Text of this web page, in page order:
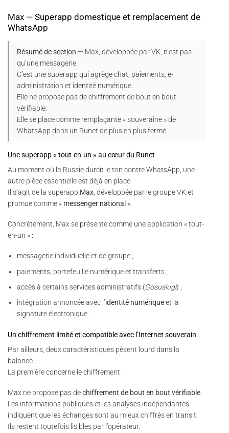
Max — Superapp domestique et remplacement de
WhatsApp
Résumé de section — Max, développée par VK, n’est pas
qu’une messagerie.
C’est une superapp qui agrège chat, paiements, e-
administration et identité numérique.
Elle ne propose pas de chiffrement de bout en bout
vérifiable.
Elle se place comme remplaçante « souveraine » de
WhatsApp dans un Runet de plus en plus fermé.
Une superapp « tout-en-un » au cœur du Runet
Au moment où la Russie durcit le ton contre WhatsApp, une
autre pièce essentielle est déjà en place.
Il s’agit de la superapp Max , développée par le groupe VK et
promue comme « messenger national ».
Concrètement, Max se présente comme une application « tout-
en-un » :
messagerie individuelle et de groupe ;
paiements, portefeuille numérique et transferts ;
accès à certains services administratifs (Gosuslugi) ;
intégration annoncée avec l’identité numériqueet la
signature électronique.
Un chiffrement limité et compatible avec l’Internet souverain
Par ailleurs, deux caractéristiques pèsent lourd dans la
balance.
La première concerne le chiffrement.
Max ne propose pas dechiffrement de bout en bout vérifiable
Les informations publiques et les analyses indépendantes
indiquent que les échanges sont au mieux chiffrés en transit.
Ils restent toutefois lisibles par l’opérateur.